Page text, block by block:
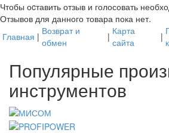
Чтобы оcтавить отзыв и голосовать
Отзывов для данного товара пока нет.
Главная | Возврат и
обмен
| Карта
сайта
|
Популярные
инструментов